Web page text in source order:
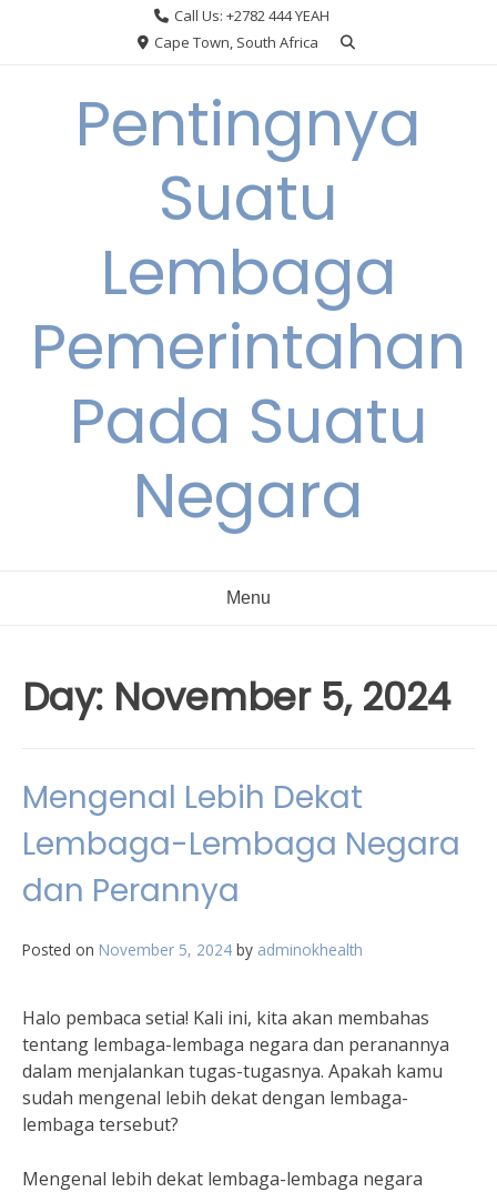
Call Us: +2782 444 YEAH
Cape Town, South Africa
Pentingnya
Suatu
Lembaga
Pemerintahan
Pada Suatu
Negara
Menu
Day: November 5, 2024
Mengenal Lebih Dekat
Lembaga-Lembaga Negara
dan Perannya
Posted on November 5, 2024 by adminokhealth
Halo pembaca setia! Kali ini, kita akan membahas
tentang lembaga-lembaga negara dan peranannya
dalam menjalankan tugas-tugasnya. Apakah kamu
sudah mengenal lebih dekat dengan lembaga-
lembaga tersebut?
Mengenal lebih dekat lembaga-lembaga negara